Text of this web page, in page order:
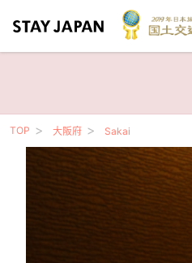
TOP 大阪府 Sakai